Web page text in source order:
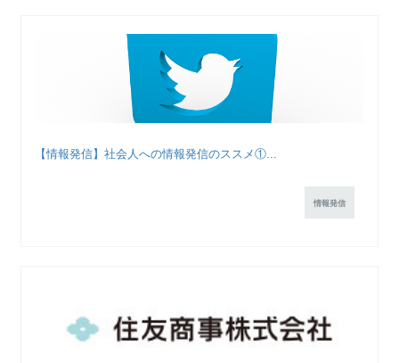
【情報発信】社会人への情報発信のススメ①...
情報発信